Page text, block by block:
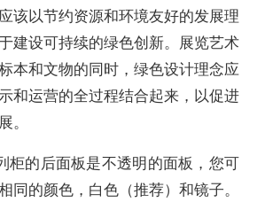
该以节约资源和环境友好的发展理
建设可持续的绿色创新。展览艺术
本和文物的同时，绿色设计理念应
和运营的全过程结合起来，以促进
。
柜的后面板是不透明的面板，您可
同的颜色，白色（推荐）和镜子。